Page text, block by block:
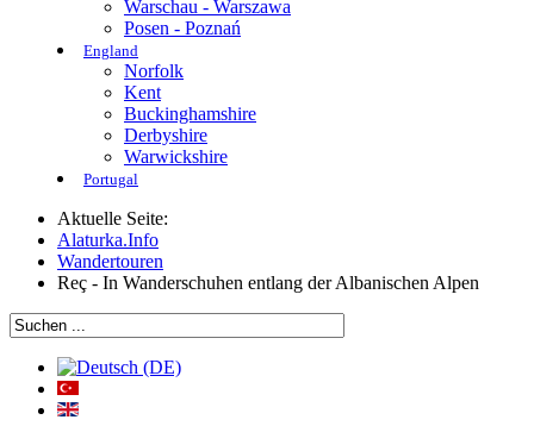
Warschau - Warszawa
Posen - Poznań
England
Norfolk
Kent
Buckinghamshire
Derbyshire
Warwickshire
Portugal
Aktuelle Seite:
Alaturka.Info
Wandertouren
Reç - In Wanderschuhen entlang der Albanischen Alpen